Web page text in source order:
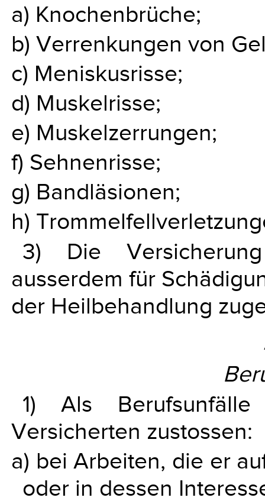
a) Knochenbrüche;
b) Verrenkungen von
c) Meniskusrisse;
d) Muskelrisse;
e) Muskelzerrungen;
f) Sehnenrisse;
g) Bandläsionen;
h)
3) Die
ausserdem für
der Heilbehandlung
1) Als
Versicherten zustossen:
a) bei Arbeiten, die er
oder in dessen